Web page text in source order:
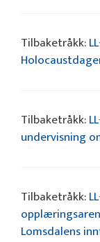
Tilbaketråkk:
Tilbaketråkk:
undervisning
Tilbaketråkk:
Lomsdalens